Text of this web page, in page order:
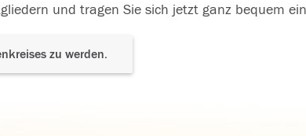
und tragen Sie sich jetzt ganz bequem
zu werden.